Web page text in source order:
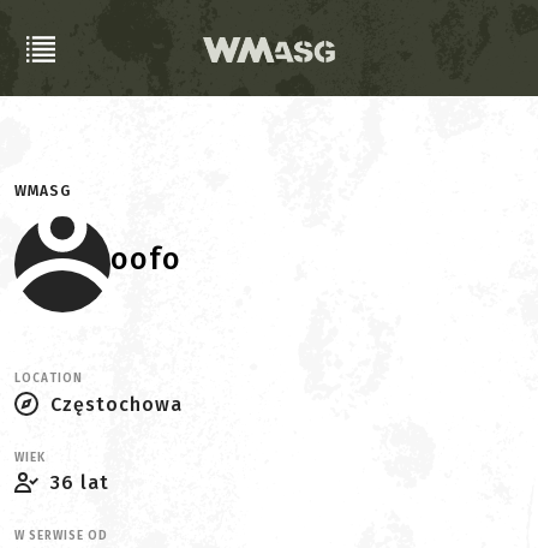
WMASG
oofo
LOCATION
Częstochowa
WIEK
36 lat
W SERWISE OD